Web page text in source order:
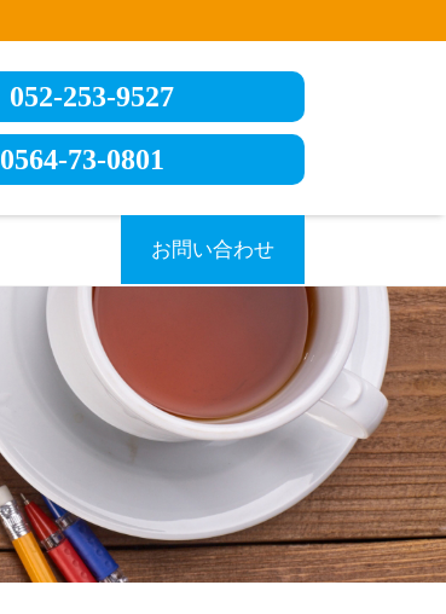
052-253-9527
0564-73-0801
お問い合わせ